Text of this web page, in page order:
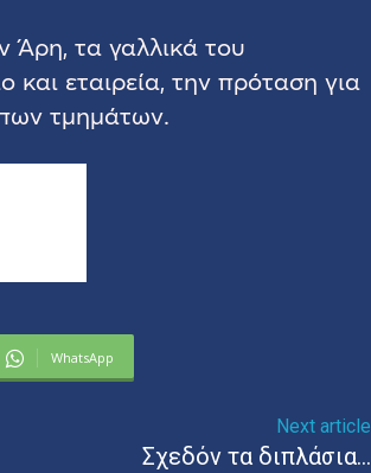
Άρη, τα γαλλικά του
και εταιρεία, την πρόταση για
τμημάτων.
WhatsApp
Next article
Σχεδόν τα διπλάσια…